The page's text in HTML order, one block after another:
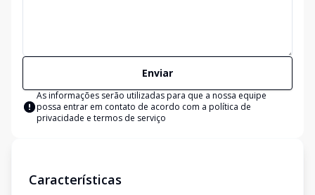
Enviar
As informações serão utilizadas para que a nossa equipe
possa entrar em contato de acordo com a política de
privacidade e termos de serviço
Características